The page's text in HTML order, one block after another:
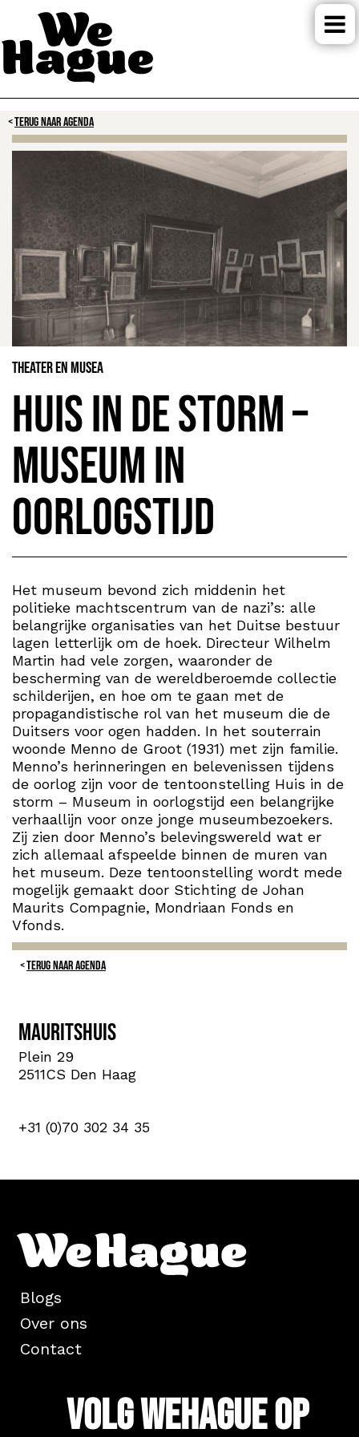
TERUG NAAR AGENDA
Theater en Musea
Huis in de storm –
Museum in
oorlogstijd
Het museum bevond zich middenin het
politieke machtscentrum van de nazi’s: alle
belangrijke organisaties van het Duitse bestuur
lagen letterlijk om de hoek. Directeur Wilhelm
Martin had vele zorgen, waaronder de
bescherming van de wereldberoemde collectie
schilderijen, en hoe om te gaan met de
propagandistische rol van het museum die de
Duitsers voor ogen hadden. In het souterrain
woonde Menno de Groot (1931) met zijn familie.
Menno’s herinneringen en belevenissen tijdens
de oorlog zijn voor de tentoonstelling Huis in de
storm – Museum in oorlogstijd een belangrijke
verhaallijn voor onze jonge museumbezoekers.
Zij zien door Menno’s belevingswereld wat er
zich allemaal afspeelde binnen de muren van
het museum. Deze tentoonstelling wordt mede
mogelijk gemaakt door Stichting de Johan
Maurits Compagnie, Mondriaan Fonds en
Vfonds.
TERUG NAAR AGENDA
Mauritshuis
Plein 29
2511CS Den Haag
+31 (0)70 302 34 35
Blogs
Over ons
Contact
Volg WeHague op